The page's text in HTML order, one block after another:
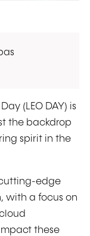
(LEO DAY) is
the backdrop
spirit in the
cutting-edge
with a focus on
these